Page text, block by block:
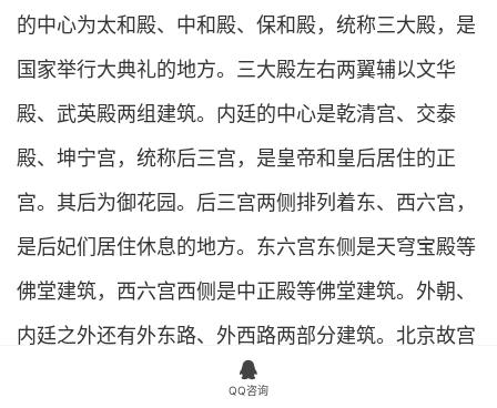
的中心为太和殿、中和殿、保和殿，统称三大殿，是
国家举行大典礼的地方。三大殿左右两翼辅以文华
殿、武英殿两组建筑。内廷的中心是乾清宫、交泰
殿、坤宁宫，统称后三宫，是皇帝和皇后居住的正
宫。其后为御花园。后三宫两侧排列着东、西六宫，
是后妃们居住休息的地方。东六宫东侧是天穹宝殿等
佛堂建筑，西六宫西侧是中正殿等佛堂建筑。外朝、
内廷之外还有外东路、外西路两部分建筑。北京故宫
是世界上现存规模最大、保存最为完整的木质结构古

QQ咨询